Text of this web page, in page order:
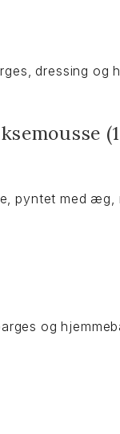
dressing og
pyntet med
og